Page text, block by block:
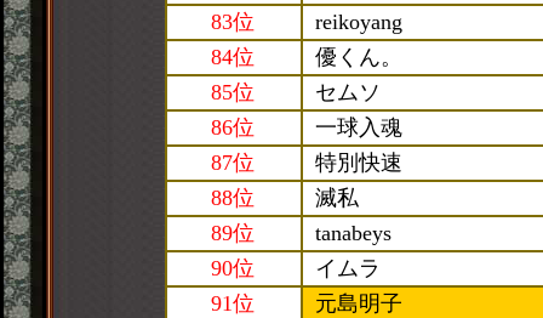
83位
reikoyang
84位
優くん。
85位
セムソ
86位
一球入魂
87位
特別快速
88位
滅私
89位
tanabeys
90位
イムラ
91位
元島明子